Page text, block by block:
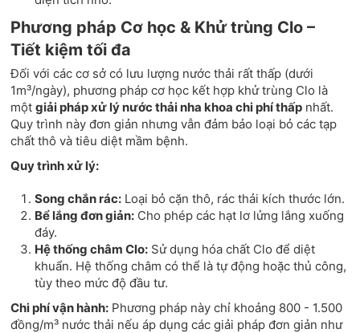
Phương pháp Cơ học & Khử trùng Clo –
Tiết kiệm tối đa
Đối với các cơ sở có lưu lượng nước thải rất thấp (dưới
1m³/ngày), phương pháp cơ học kết hợp khử trùng Clo là
mộtgiải pháp xử lý nước thải nha khoa chi phí thấp nhất.
Quy trình này đơn giản nhưng vẫn đảm bảo loại bỏ các tạp
chất thô và tiêu diệt mầm bệnh.
Quy trình xử lý:
Song chắn rác: Loại bỏ cặn thô, rác thải kích thước lớn.
Bể lắng đơn giản: Cho phép các hạt lơ lửng lắng xuống
đáy.
Hệ thống châm Clo: Sử dụng hóa chất Clo để diệt
khuẩn. Hệ thống châm có thể là tự động hoặc thủ công,
tùy theo mức độ đầu tư.
Chi phí vận hành: Phương pháp này chỉ khoảng 800 - 1.500
đồng/m³ nước thải nếu áp dụng các giải pháp đơn giản như